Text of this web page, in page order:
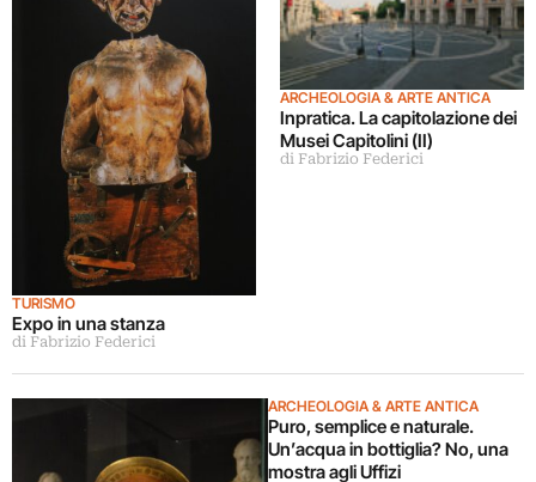
TURISMO
Expo in una stanza
di Fabrizio Federici
ARCHEOLOGIA & ARTE ANTICA
Inpratica. La capitolazione dei
Musei Capitolini (II)
di Fabrizio Federici
ARCHEOLOGIA & ARTE ANTICA
Puro, semplice e naturale.
Un’acqua in bottiglia? No, una
mostra agli Uffizi